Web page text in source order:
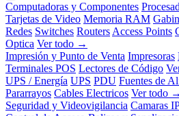
Computadoras y Componentes
Tarjetas de Video Memoria RAM
Redes Switches Routers Access Points
Optica Ver todo →
Impresión y Punto de Venta Impresoras
Terminales POS Lectores de Código
UPS / Energía UPS PDU Fuentes de
Pararrayos Cables Electricos Ver todo →
Seguridad y Videovigilancia Camaras IP